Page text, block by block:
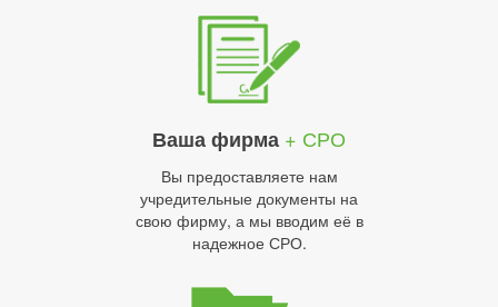
Ваша фирма + СРО
Вы предоставляете нам
учредительные документы на
свою фирму, а мы вводим её в
надежное СРО.